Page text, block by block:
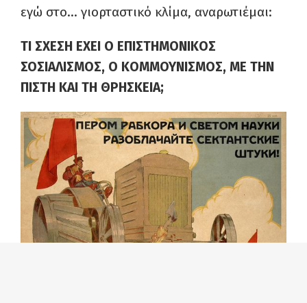
εγώ στο… γιορταστικό κλίμα, αναρωτιέμαι:
ΤΙ ΣΧΕΣΗ ΕΧΕΙ Ο ΕΠΙΣΤΗΜΟΝΙΚΟΣ
ΣΟΣΙΑΛΙΣΜΟΣ, Ο ΚΟΜΜΟΥΝΙΣΜΟΣ, ΜΕ ΤΗΝ
ΠΙΣΤΗ ΚΑΙ ΤΗ ΘΡΗΣΚΕΙΑ;